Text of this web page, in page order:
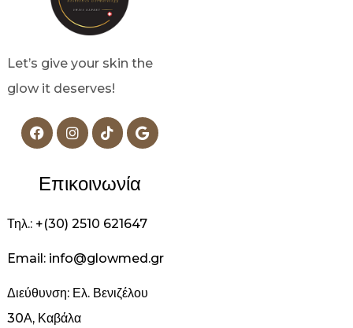
Let’s give your skin the
glow it deserves!
Επικοινωνία
Τηλ.: +(30) 2510 621647
Email: info@glowmed.gr
Διεύθυνση: Ελ. Βενιζέλου
30Α, Καβάλα